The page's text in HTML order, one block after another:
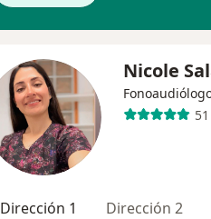
Nicole
Dirección 1 Dirección 2